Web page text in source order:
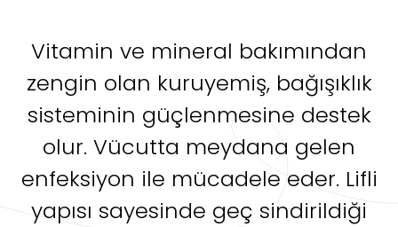
Vitamin ve mineral bakımından
zengin olan kuruyemiş, bağışıklık
sisteminin güçlenmesine destek
olur. Vücutta meydana gelen
enfeksiyon ile mücadele eder. Lifli
yapısı sayesinde geç sindirildiği